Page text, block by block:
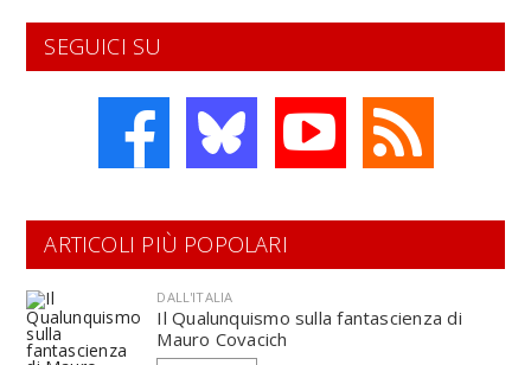
SEGUICI SU
ARTICOLI PIÙ POPOLARI
DALL'ITALIA
Il Qualunquismo sulla fantascienza di
Mauro Covacich